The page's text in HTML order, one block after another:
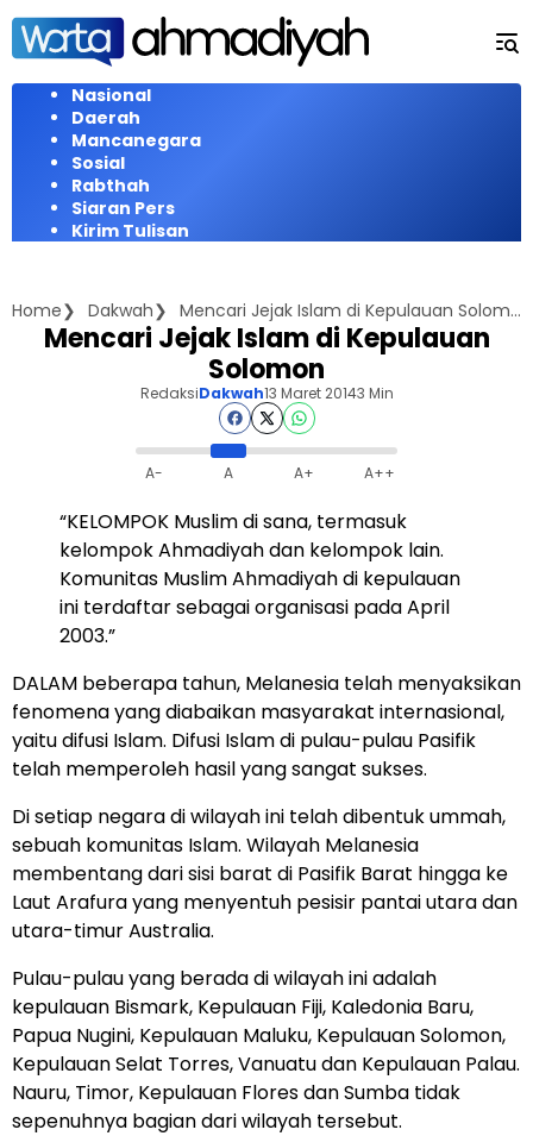
Langsung
konten
Nasional
Daerah
Mancanegara
Sosial
Rabthah
Siaran Pers
Kirim Tulisan
Home Dakwah Mencari Jejak Islam di Kepulauan Solomon
Mencari Jejak Islam di Kepulauan
Solomon
RedaksiDakwah13 Maret 20143 Min
A- A A+ A++
“KELOMPOK Muslim di sana, termasuk
kelompok Ahmadiyah dan kelompok lain.
Komunitas Muslim Ahmadiyah di kepulauan
ini terdaftar sebagai organisasi pada April
2003.”
DALAM beberapa tahun, Melanesia telah menyaksikan
fenomena yang diabaikan masyarakat internasional,
yaitu difusi Islam. Difusi Islam di pulau-pulau Pasifik
telah memperoleh hasil yang sangat sukses.
Di setiap negara di wilayah ini telah dibentuk ummah,
sebuah komunitas Islam. Wilayah Melanesia
membentang dari sisi barat di Pasifik Barat hingga ke
Laut Arafura yang menyentuh pesisir pantai utara dan
utara-timur Australia.
Pulau-pulau yang berada di wilayah ini adalah
kepulauan Bismark, Kepulauan Fiji, Kaledonia Baru,
Papua Nugini, Kepulauan Maluku, Kepulauan Solomon,
Kepulauan Selat Torres, Vanuatu dan Kepulauan Palau.
Nauru, Timor, Kepulauan Flores dan Sumba tidak
sepenuhnya bagian dari wilayah tersebut.